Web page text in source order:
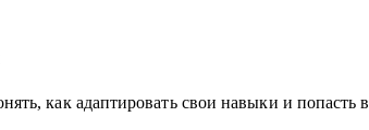
как адаптировать свои навыки и попасть в